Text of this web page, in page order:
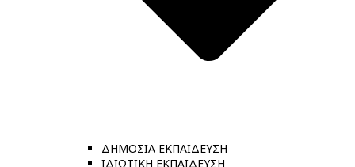
ΔΗΜΟΣΙΑ ΕΚΠΑΙΔΕΥΣΗ
ΙΔΙΩΤΙΚΗ ΕΚΠΑΙΔΕΥΣΗ